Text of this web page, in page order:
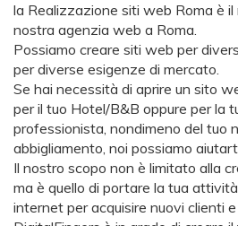
la Realizzazione siti web Roma è
nostra agenzia web a Roma.
Possiamo creare siti web per
per diverse esigenze di mercato.
Se hai necessità di aprire un sito
per il tuo Hotel/B&B oppure per la
professionista, nondimeno del tuo
abbigliamento, noi possiamo
Il nostro scopo non è limitato alla
ma è quello di portare la tua
internet per acquisire nuovi clienti